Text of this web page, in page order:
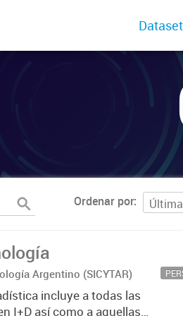
Ordenar por
Argentino (SICYTAR)
incluye a todas las
I+D así como a aquellas